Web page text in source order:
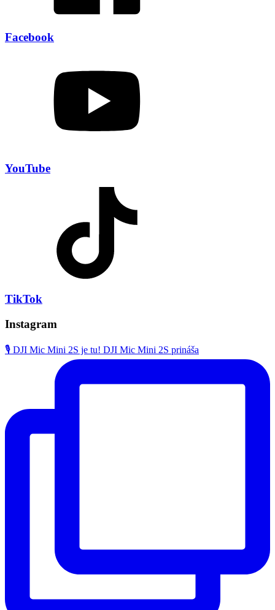
Facebook
YouTube
TikTok
Instagram
🎙️ DJI Mic Mini 2S je tu! DJI Mic Mini 2S prináša